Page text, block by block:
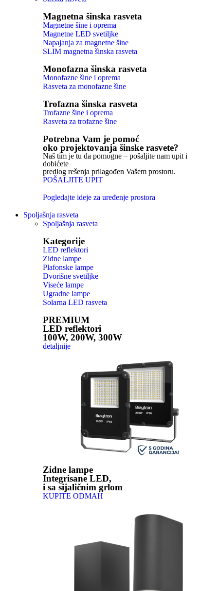
Magnetna šinska rasveta
Magnetne šine i oprema
Magnetne LED svetiljke
Napajanja za magnetne šine
SLIM magnetna šinska rasveta
Monofazna šinska rasveta
Monofazne šine i oprema
Rasveta za monofazne šine
Trofazna šinska rasveta
Trofazne šine i oprema
Rasveta za trofazne šine
Potrebna Vam je pomoć
oko projektovanja šinske rasvete?
Naš tim je tu da pomogne – pošaljite nam upit i
dobićete
predlog rešenja prilagođen Vašem prostoru.
POŠALJITE UPIT
Pogledajte ideje za uređenje prostora
Spoljašnja rasveta
Spoljašnja rasveta
Kategorije
LED reflektori
Zidne lampe
Plafonske lampe
Dvorišne svetiljke
Viseće lampe
Ugradne lampe
Solarna LED rasveta
PREMIUM
LED reflektori
100W, 200W, 300W
detaljnije
Zidne lampe
Integrisane LED,
i sa sijaličnim grlom
KUPITE ODMAH